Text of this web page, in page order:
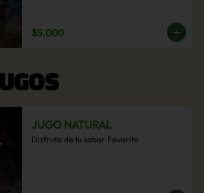
$5.000
JUGO NATURAL
Disfruta de tu sabor Favorito